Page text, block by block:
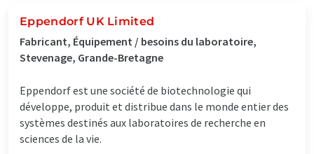
Eppendorf UK Limited
Fabricant, Équipement / besoins du laboratoire,
Stevenage, Grande-Bretagne
Eppendorf est une société de biotechnologie qui
développe, produit et distribue dans le monde entier des
systèmes destinés aux laboratoires de recherche en
sciences de la vie.